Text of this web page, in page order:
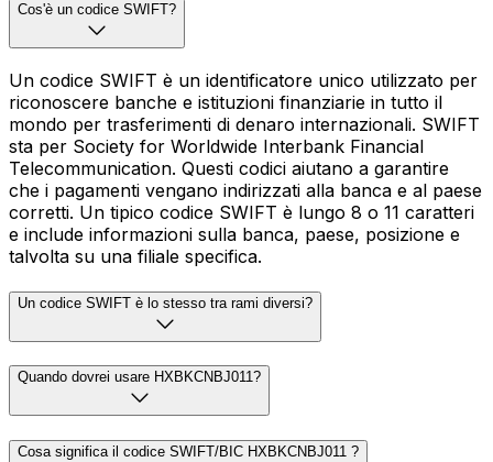
Cos'è un codice SWIFT?
Un codice SWIFT è un identificatore unico utilizzato per
riconoscere banche e istituzioni finanziarie in tutto il
mondo per trasferimenti di denaro internazionali. SWIFT
sta per Society for Worldwide Interbank Financial
Telecommunication. Questi codici aiutano a garantire
che i pagamenti vengano indirizzati alla banca e al paese
corretti. Un tipico codice SWIFT è lungo 8 o 11 caratteri
e include informazioni sulla banca, paese, posizione e
talvolta su una filiale specifica.
Un codice SWIFT è lo stesso tra rami diversi?
Quando dovrei usare HXBKCNBJ011?
Cosa significa il codice SWIFT/BIC HXBKCNBJ011 ?